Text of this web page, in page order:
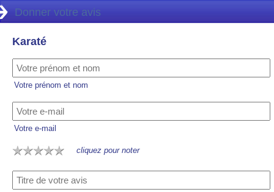
Donner votre avis
Karaté
Votre prénom et nom
Votre e-mail
cliquez pour noter